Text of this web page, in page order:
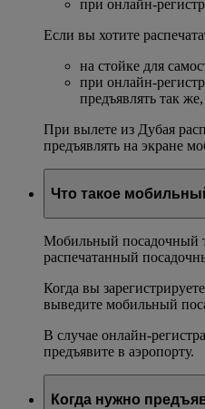
при онлайн-
Если вы хотите
на стойке для
при онлайн-
предъявлять так
При вылете из Дубая
предъявлять на экране
Что такое
Мобильный посадочный
распечатанный
Когда вы
выведите мобильный
В случае онлайн-
предъявите в аэропорту.
Когда нужно